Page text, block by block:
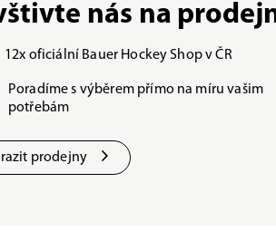
nás na
12x oficiální Bauer Hockey Shop v ČR
Poradíme s výběrem přímo na míru vašim
potřebám
prodejny